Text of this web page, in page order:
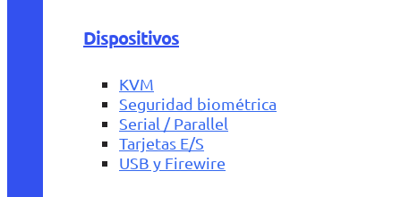
Dispositivos
KVM
Seguridad biométrica
Serial / Parallel
Tarjetas E/S
USB y Firewire